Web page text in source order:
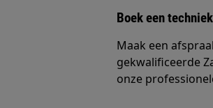
Boek een
Maak een
gekwalificeerde
onze